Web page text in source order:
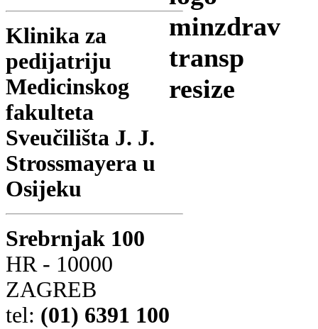
Klinika za
pedijatriju
Medicinskog
fakulteta
Sveučilišta J. J.
Strossmayera u
Osijeku
Srebrnjak 100
HR - 10000
ZAGREB
tel: (01) 6391 100